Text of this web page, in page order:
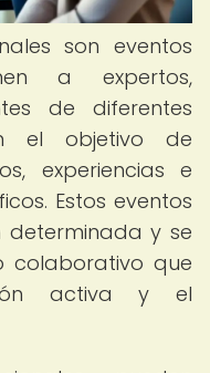
son eventos
a expertos,
de diferentes
el objetivo de
experiencias e
Estos eventos
determinada y se
colaborativo que
activa y el